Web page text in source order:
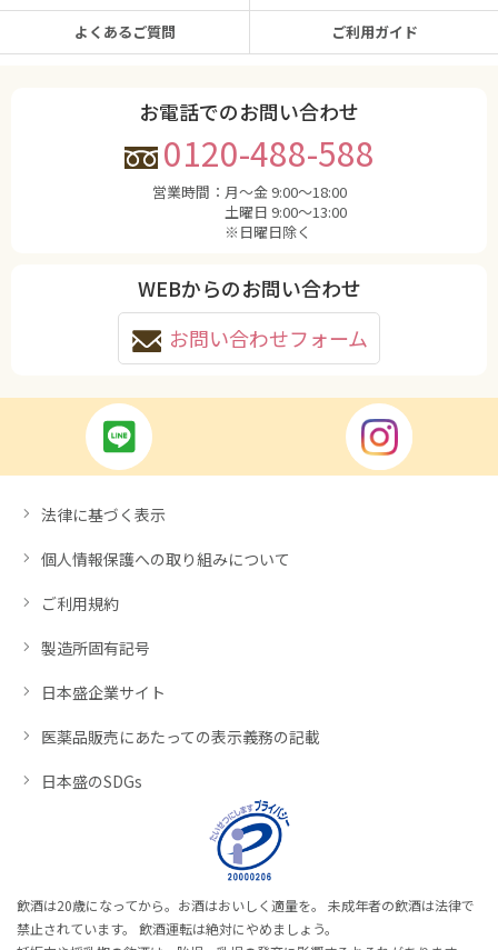
よくあるご質問 ご利用ガイド
お電話でのお問い合わせ
0120-488-588
営業時間： 月〜金 9:00〜18:00
土曜日 9:00〜13:00
※日曜日除く
WEBからのお問い合わせ
お問い合わせフォーム
法律に基づく表示
個人情報保護への取り組みについて
ご利用規約
製造所固有記号
日本盛企業サイト
医薬品販売にあたっての表示義務の記載
日本盛のSDGs
飲酒は20歳になってから。お酒はおいしく適量を。 未成年者の飲酒は法律で
禁止されています。 飲酒運転は絶対にやめましょう。